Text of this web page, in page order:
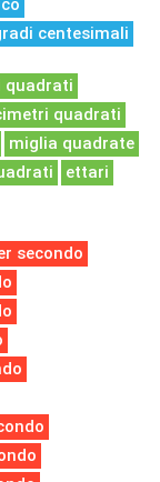
centesimali
quadrati
quadrati
miglia quadrate
ettari
secondo